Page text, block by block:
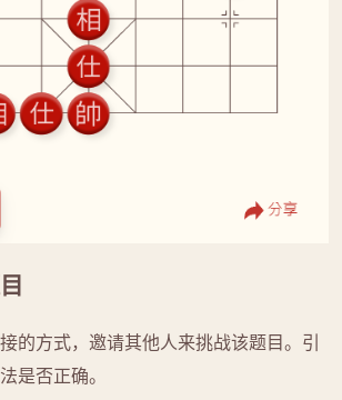
的方式，邀请其他人来挑战该题目。引
是否正确。